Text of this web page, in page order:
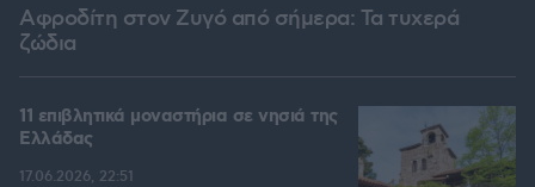
Αφροδίτη στον Ζυγό από σήμερα: Τα τυχερά
ζώδια
11 επιβλητικά μοναστήρια σε νησιά της
Ελλάδας
17.06.2026, 22:51